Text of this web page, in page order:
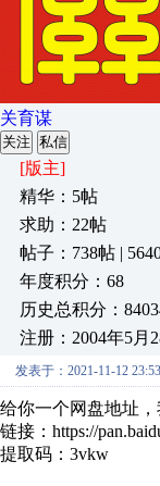
关育谋
关注 私信
[版主]
精华：5帖
求助：22帖
帖子：738帖 |
年度积分：68
历史总积分：
注册：2004年5月
发表于：2021-11-12
给你一个网盘地址
链接：https://
提取码：3vkw